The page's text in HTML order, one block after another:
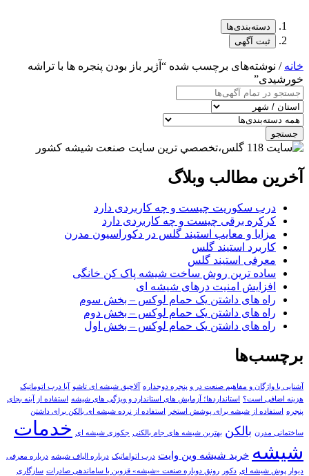
دسته‌بندی‌ها
ثبت آگهی
خانه / نوشته‌های برچسب شده “آژیر باز بودن پنجره ها با تراشه
خورشیدی”
جستجو
آخرین مطالب وبلاگ
درب سکوریت چیست و چه کاربردی دارد
کرکره برقی چیست و چه کاربردی دارد
مزایا و معایب استیند گلس در دکوراسیون مدرن
کاربرد استیند گلس
معرفی استیند گلس
ساده ترین روش ساخت شیشه پاک کن خانگی
افزایش امنیت درهای شیشه ای
راه های داشتن یک حمام لوکس – بخش سوم
راه های داشتن یک حمام لوکس – بخش دوم
راه های داشتن یک حمام لوکس – بخش اول
برچسب‌ها
آشنایی با واژگان و مفاهیم صنعت در و پنجره دوجداره آلاچیق شیشه ای تاشو
آیا درب اتوماتیک
هزینه اضافی است؟
استانداردها؛ آزمایش های استاندارد و ویژگی های شیشه
استفاده از آینه بجای
پنجره
استفاده از شیشه برای پوشش استخر استفاده از نرده شیشه ای بالکن برای داشتن
ساختمانی مدرن بالکن بهترین شیشه های جام بالکنی جکوزی شیشه ای خدمات
شیشه خرید شيشه وين وايت درب اتواماتیک درباره الیاف شیشه درباره معرفی
دیوار پوش شیشه ای دکور رونق دوباره صنعت «شیشه» قزوین با ساماندهی صادرات سازگاری